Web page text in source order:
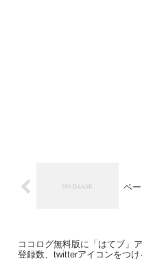
ペ
ココログ無料版に「はてブ」
登録数、twitterアイコンをつけ